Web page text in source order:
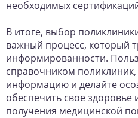
необходимых
В итоге, выбор
важный процесс, который
информированности.
справочником
информацию и делайте
обеспечить свое
получения медицинской